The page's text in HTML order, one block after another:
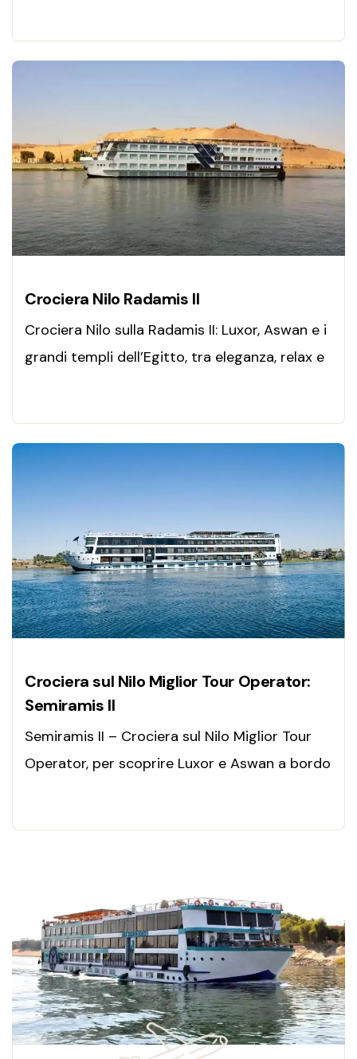
Crociera Nilo Radamis II
Crociera Nilo sulla Radamis II: Luxor, Aswan e i
grandi templi dell’Egitto, tra eleganza, relax e
Crociera sul Nilo Miglior Tour Operator:
Semiramis II
Semiramis II – Crociera sul Nilo Miglior Tour
Operator, per scoprire Luxor e Aswan a bordo